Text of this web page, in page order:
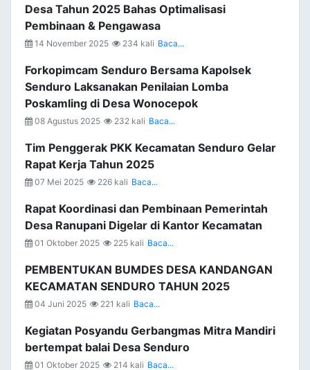
Desa Tahun 2025 Bahas Optimalisasi
Pembinaan & Pengawasa
14 November 2025 234 kali Baca...
Forkopimcam Senduro Bersama Kapolsek
Senduro Laksanakan Penilaian Lomba
Poskamling di Desa Wonocepok
08 Agustus 2025 232 kali Baca...
Tim Penggerak PKK Kecamatan Senduro Gelar
Rapat Kerja Tahun 2025
07 Mei 2025 226 kali Baca...
Rapat Koordinasi dan Pembinaan Pemerintah
Desa Ranupani Digelar di Kantor Kecamatan
01 Oktober 2025 225 kali Baca...
PEMBENTUKAN BUMDES DESA KANDANGAN
KECAMATAN SENDURO TAHUN 2025
04 Juni 2025 221 kali Baca...
Kegiatan Posyandu Gerbangmas Mitra Mandiri
bertempat balai Desa Senduro
01 Oktober 2025 214 kali Baca...